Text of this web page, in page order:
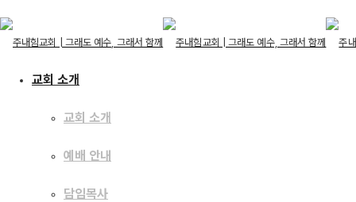
교회 소개
교회 소개
담임목사
교회 소개
교회 소개
예배 안내
담임목사
주일 설교